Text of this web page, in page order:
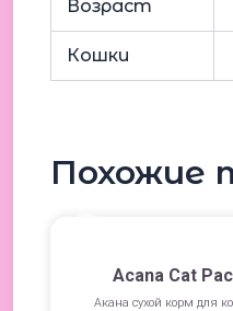
Возраст
Кошки
Похожие
Acana Cat
Акана сухой корм для